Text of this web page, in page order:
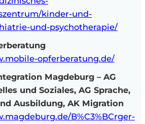
kinder-und-
und-psychotherapie/
opferberatung.de/
Magdeburg – AG
und Soziales, AG Sprache,
Ausbildung, AK Migration
B%C3%BCrger-